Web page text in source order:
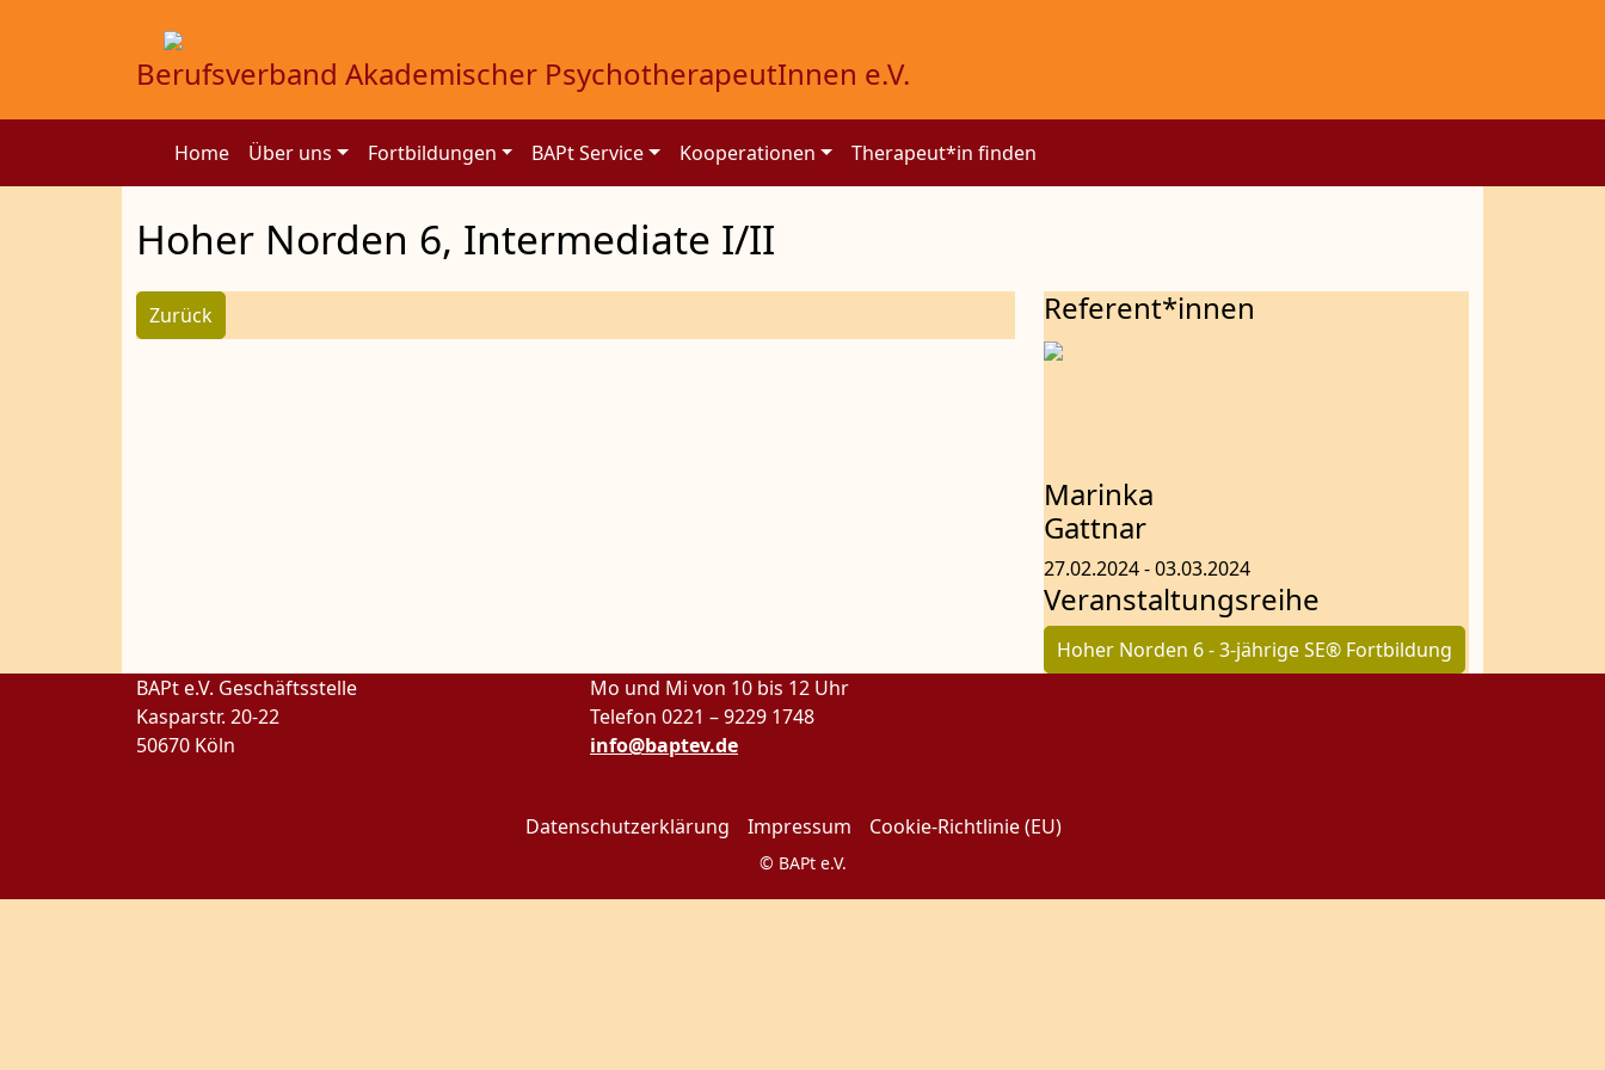
Berufsverband Akademischer PsychotherapeutInnen e.V.
Home Über uns Fortbildungen BAPt Service Kooperationen Therapeut*in finden
Hoher Norden 6, Intermediate I/II
Zurück Referent*innen
Marinka
Gattnar
27.02.2024 - 03.03.2024
Veranstaltungsreihe
Hoher Norden 6 - 3-jährige SE® Fortbildung
BAPt e.V. Geschäftsstelle
Kasparstr. 20-22
50670 Köln
Mo und Mi von 10 bis 12 Uhr
Telefon 0221 – 9229 1748
info@baptev.de
Datenschutzerklärung Impressum Cookie-Richtlinie (EU)
© BAPt e.V.